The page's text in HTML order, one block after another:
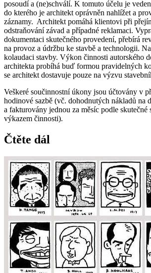
posoudí a (ne)schválí. K tomuto účelu je
do kterého je architekt oprávněn nahlížet a
záznamy. Architekt pomáhá klientovi při
odstraňování závad a případné reklamaci.
dokumentaci skutečného provedení, přebírá
na provoz a údržbu ke stavbě a technologii.
kolaudaci stavby. Výkon činnosti autorského
architekta probíhá buď formou pravidelných
se architekt dostavuje pouze na výzvu
Veškeré součinnostní úkony jsou účtovány v
hodinové sazbě (vč. dohodnutých nákladů na
a fakturovány jednou za měsíc podle skutečné
výkazem činnosti).
Čtěte dál